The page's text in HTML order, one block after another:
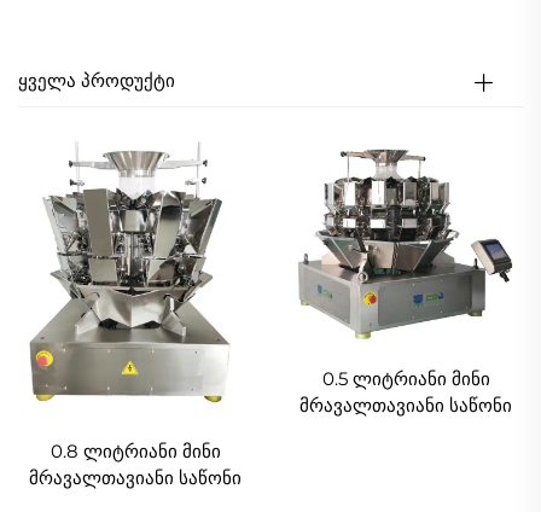
ᲧᲕᲔᲚᲐ ᲞᲠᲝᲓᲣᲥᲢᲘ
0.8 ლიტრიანი მინი
მრავალთავიანი საწონი
0.5 ლიტრიანი მინი
მრავალთავიანი საწონი